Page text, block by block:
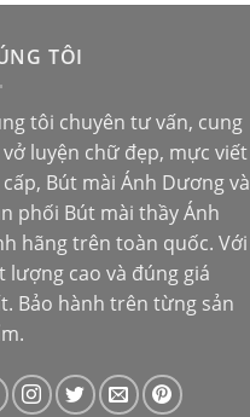
TÔI
tôi chuyên tư vấn, cung
vở luyện chữ đẹp, mực viết
Bút mài Ánh Dươngvà
phối Bút mài thầy Ánh
hãng trên toàn quốc. Với
lượng cao và đúng giá
Bảo hành trên từng sản